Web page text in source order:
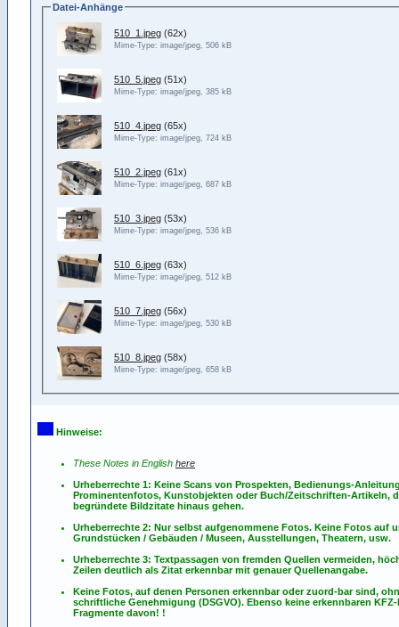
Datei-Anhänge
510_1.jpeg (62x)
Mime-Type: image/jpeg, 506 kB
510_5.jpeg (51x)
Mime-Type: image/jpeg, 385 kB
510_4.jpeg (65x)
Mime-Type: image/jpeg, 724 kB
510_2.jpeg (61x)
Mime-Type: image/jpeg, 687 kB
510_3.jpeg (53x)
Mime-Type: image/jpeg, 536 kB
510_6.jpeg (63x)
Mime-Type: image/jpeg, 512 kB
510_7.jpeg (56x)
Mime-Type: image/jpeg, 530 kB
510_8.jpeg (58x)
Mime-Type: image/jpeg, 658 kB
Hinweise:
These Notes in English here
Urheberrechte 1: Keine Scans von Prospekten, Bedienungs-
Prominentenfotos, Kunstobjekten oder Buch/Zeitschriften-Artikeln,
begründete Bildzitate hinaus gehen.
Urheberrechte 2: Nur selbst aufgenommene Fotos. Keine Fotos auf
Grundstücken / Gebäuden / Museen, Ausstellungen, Theatern, usw.
Urheberrechte 3: Textpassagen von fremden Quellen vermeiden,
Zeilen deutlich als Zitat erkennbar mit genauer Quellenangabe.
Keine Fotos, auf denen Personen erkennbar oder zuord-bar sind,
schriftliche Genehmigung (DSGVO). Ebenso keine erkennbaren
Fragmente davon! !